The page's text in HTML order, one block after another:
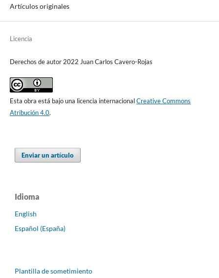
Artículos originales
Licencia
Derechos de autor 2022 Juan Carlos Cavero-Rojas
Esta obra está bajo una licencia internacionalCreative Commons
Atribución 4.0.
Enviar un artículo
Idioma
English
Español (España)
Plantilla de sometimiento